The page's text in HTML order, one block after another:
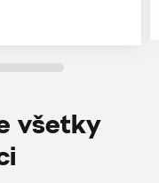
všetky